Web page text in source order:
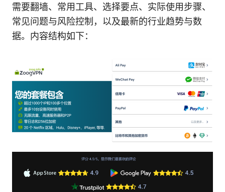
需要翻墙、常用工具、选择要点、实际使用步骤、
常见问题与风险控制，以及最新的行业趋势与数
据。内容结构如下：